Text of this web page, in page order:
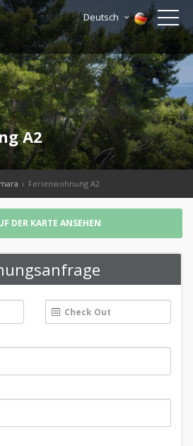
Deutsch
A2
Ferienwohnung A2
DER KARTE ANSEHEN